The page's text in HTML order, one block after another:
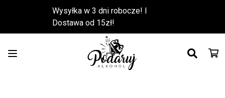
Wysyłka w 3 dni robocze! l
Dostawa od 15zł!